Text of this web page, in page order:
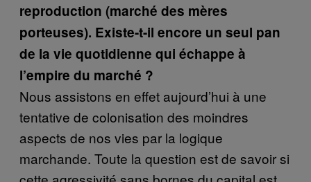
reproduction (marché des mères
porteuses). Existe-t-il encore un seul pan
de la vie quotidienne qui échappe à
l’empire du marché ?
Nous assistons en effet aujourd’hui à une
tentative de colonisation des moindres
aspects de nos vies par la logique
marchande. Toute la question est de savoir si